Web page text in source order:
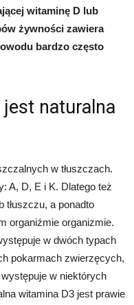
witaminę D lub
żywności zawiera
bardzo często
naturalna
w tłuszczach.
A, D, E i K. Dlatego też
tłuszczu, a ponadto
organiźmie organizmie.
w dwóch typach
pokarmach zwierzęcych,
w niektórych
witamina D3 jest prawie